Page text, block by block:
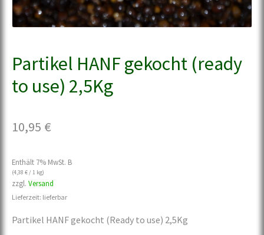
Partikel HANF gekocht (ready
to use) 2,5Kg
10,95 €
Enthält 7% MwSt. B
(4,38 €/ 1 kg)
zzgl. Versand
Lieferzeit: lieferbar
Partikel HANF gekocht (Ready to use) 2,5Kg